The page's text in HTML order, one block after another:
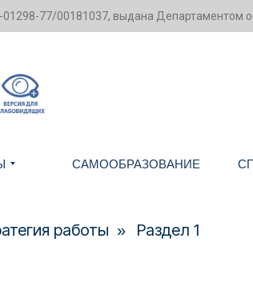
77/00181037, выдана Департаментом
САМООБРАЗОВАНИЕ
работы » Раздел 1